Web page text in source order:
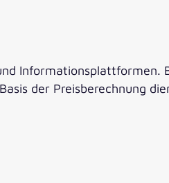
Informationsplattformen.
der Preisberechnung